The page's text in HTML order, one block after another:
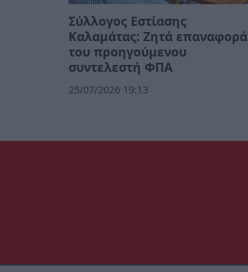
Σύλλογος Εστίασης
Καλαμάτας: Ζητά επαναφορά
του προηγούμενου
συντελεστή ΦΠΑ
25/07/2026 19:13